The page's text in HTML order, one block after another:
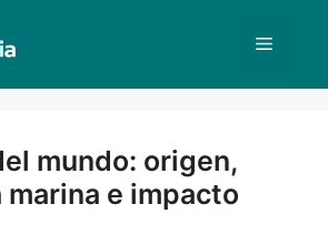
Menú
mundo: origen,
e impacto